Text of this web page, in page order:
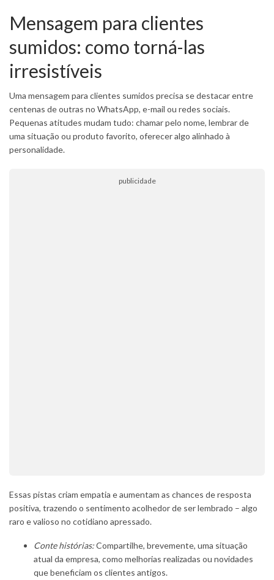
Mensagem para clientes
sumidos: como torná-las
irresistíveis
Uma mensagem para clientes sumidos precisa se destacar entre
centenas de outras no WhatsApp, e-mail ou redes sociais.
Pequenas atitudes mudam tudo: chamar pelo nome, lembrar de
uma situação ou produto favorito, oferecer algo alinhado à
personalidade.
publicidade
Essas pistas criam empatia e aumentam as chances de resposta
positiva, trazendo o sentimento acolhedor de ser lembrado – algo
raro e valioso no cotidiano apressado.
Conte histórias:Compartilhe, brevemente, uma situação
atual da empresa, como melhorias realizadas ou novidades
que beneficiam os clientes antigos.